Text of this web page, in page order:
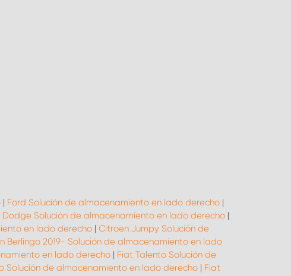
| Ford Solución de almacenamiento en lado derecho|
Dodge Solución de almacenamiento en lado derecho|
en lado derecho| Citroen Jumpy Solución de
Berlingo 2019- Solución de almacenamiento en lado
en lado derecho| Fiat Talento Solución de
Solución de almacenamiento en lado derecho | Fiat